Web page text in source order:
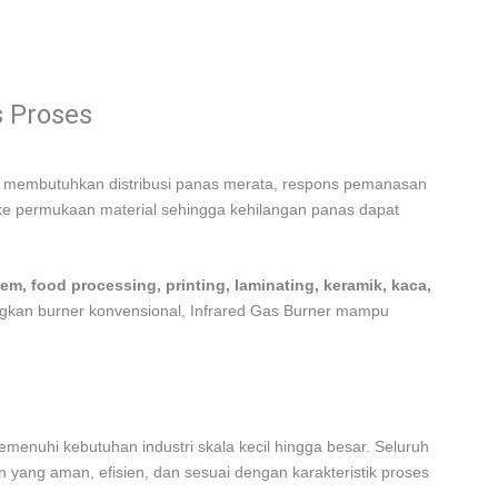
Proses
distribusi panas merata, respons pemanasan
permukaan material sehingga kehilangan panas dapat
food processing, printing, laminating, keramik, kaca,
burner konvensional, Infrared Gas Burner mampu
kebutuhan industri skala kecil hingga besar. Seluruh
yang aman, efisien, dan sesuai dengan karakteristik proses